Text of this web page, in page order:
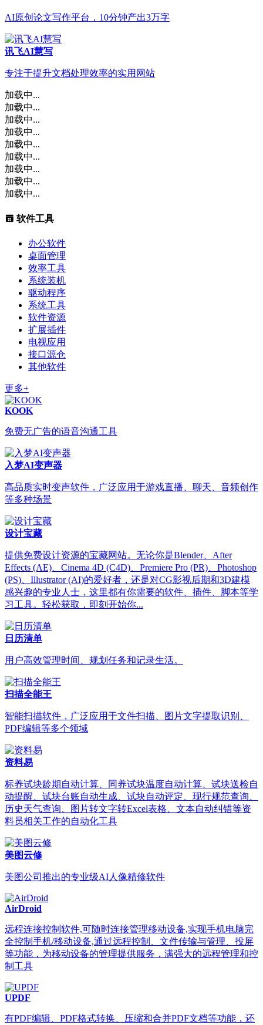
AI原创论文写作平台，10分钟产出3万字
讯飞AI慧写
专注于提升文档处理效率的实用网站
加载中...
加载中...
加载中...
加载中...
加载中...
加载中...
加载中...
加载中...
加载中...
软件工具
办公软件
桌面管理
效率工具
系统装机
驱动程序
系统工具
软件资源
扩展插件
电视应用
接口源仓
其他软件
更多+
KOOK
免费无广告的语音沟通工具
入梦AI变声器
高品质实时变声软件，广泛应用于游戏直播、聊天、音频创作
等多种场景
设计宝藏
提供免费设计资源的宝藏网站。无论你是Blender、After
Effects (AE)、Cinema 4D (C4D)、Premiere Pro (PR)、Photoshop
(PS)、Illustrator (AI)的爱好者，还是对CG影视后期和3D建模
感兴趣的专业人士，这里都有你需要的软件、插件、脚本等学
习工具。轻松获取，即刻开始你...
日历清单
用户高效管理时间、规划任务和记录生活。
扫描全能王
智能扫描软件，广泛应用于文件扫描、图片文字提取识别、
PDF编辑等多个领域
资料易
标养试块龄期自动计算、同养试块温度自动计算、试块送检自
动提醒、试块台账自动生成、试块自动评定、现行规范查询、
历史天气查询、图片转文字转Excel表格、文本自动纠错等资
料员相关工作的自动化工具
美图云修
美图公司推出的专业级AI人像精修软件
AirDroid
远程连接控制软件,可随时连接管理移动设备,实现手机电脑完
全控制手机/移动设备,通过远程控制、文件传输与管理、投屏
等功能，为移动设备的管理提供服务，满强大的远程管理和控
制工具
UPDF
有PDF编辑、PDF格式转换、压缩和合并PDF文档等功能，还